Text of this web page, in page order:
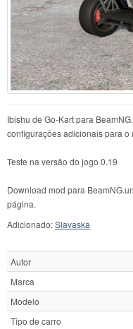
Ibishu de Go-Kart para
configurações adicionais para
Teste na versão do jogo 0.19
Download mod para
página.
Adicionado:Slavaska
Autor
Marca
Modelo
Tipo de carro